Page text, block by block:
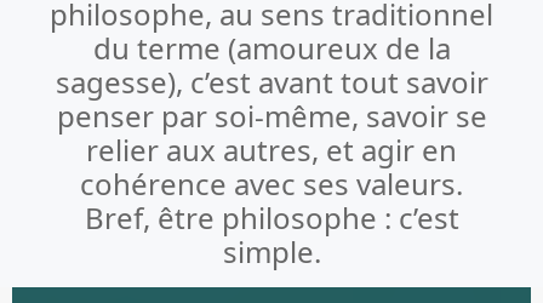
philosophe, au sens traditionnel
du terme (amoureux de la
sagesse), c’est avant tout savoir
penser par soi-même, savoir se
relier aux autres, et agir en
cohérence avec ses valeurs.
Bref, être philosophe : c’est
simple.